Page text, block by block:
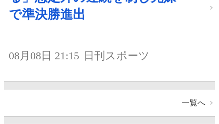
で準決勝進出
08月08日 21:15 日刊スポーツ
一覧へ